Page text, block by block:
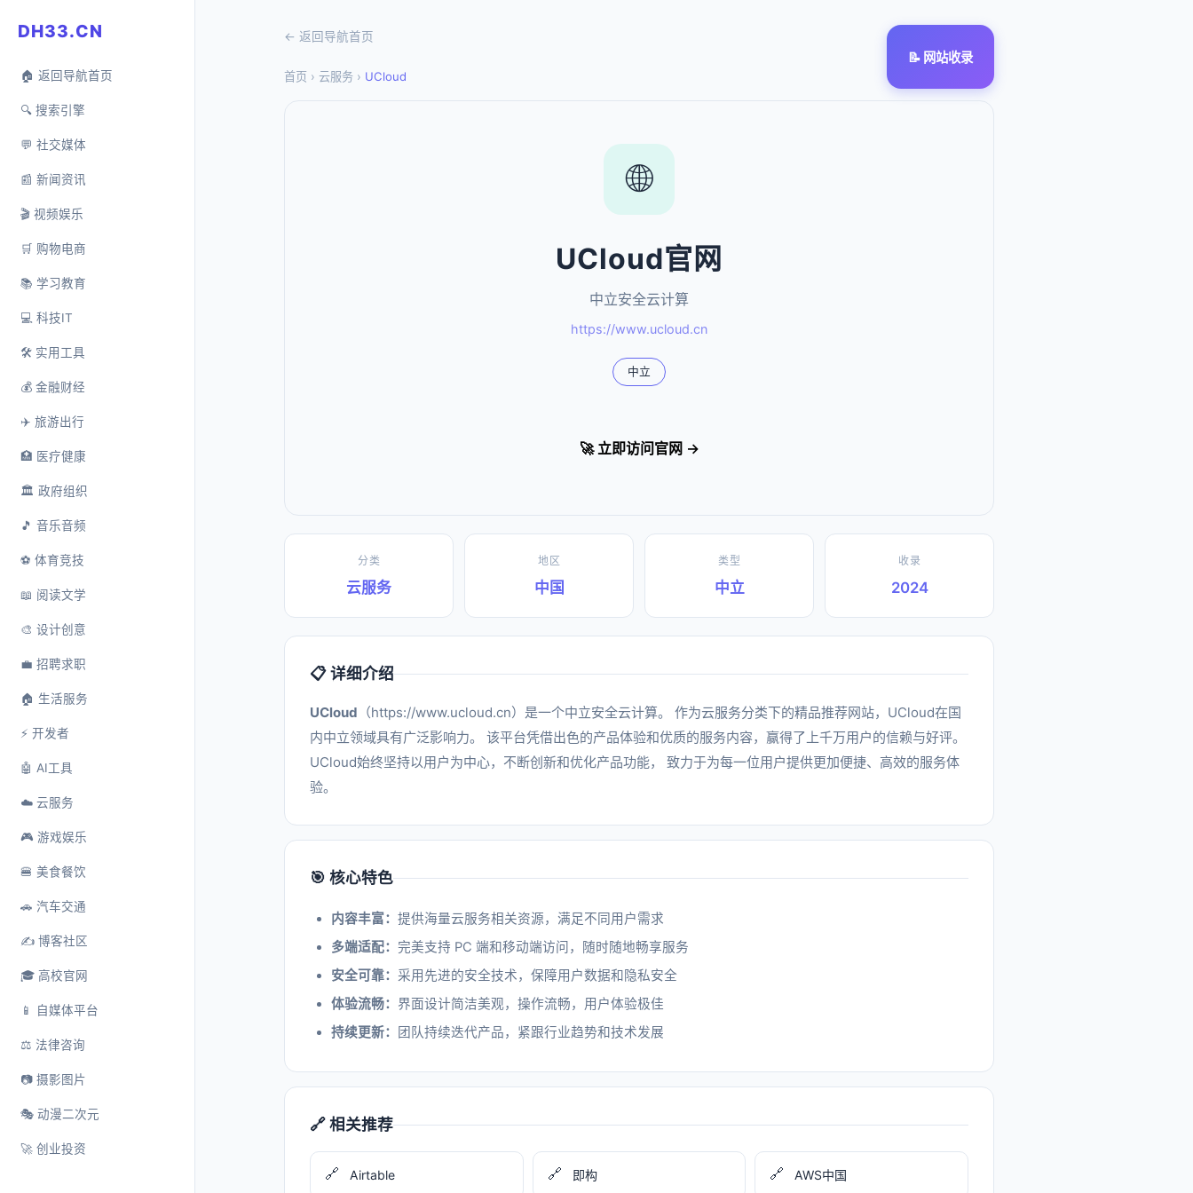
DH33.CN
🏠 返回导航首页
🔍 搜索引擎
💬 社交媒体
📰 新闻资讯
🎬 视频娱乐
🛒 购物电商
📚 学习教育
💻 科技IT
🛠️ 实用工具
💰 金融财经
✈️ 旅游出行
🏥 医疗健康
🏛️ 政府组织
🎵 音乐音频
⚽ 体育竞技
📖 阅读文学
🎨 设计创意
💼 招聘求职
🏠 生活服务
⚡ 开发者
🤖 AI工具
☁️ 云服务
🎮 游戏娱乐
🍔 美食餐饮
🚗 汽车交通
✍️ 博客社区
🎓 高校官网
📱 自媒体平台
⚖️ 法律咨询
📷 摄影图片
🎭 动漫二次元
🚀 创业投资
📝 网站收录
← 返回导航首页
首页 › 云服务 › UCloud
🌐
UCloud官网
中立安全云计算
https://www.ucloud.cn
中立
🚀 立即访问官网 →
分类
云服务
地区
中国
类型
中立
收录
2024
📋 详细介绍
UCloud （https://www.ucloud.cn）是一个中立安全云计算。 作为云服务分类下的精品推荐网站，UCloud在国
内中立领域具有广泛影响力。 该平台凭借出色的产品体验和优质的服务内容，赢得了上千万用户的信赖与好评。
UCloud始终坚持以用户为中心，不断创新和优化产品功能， 致力于为每一位用户提供更加便捷、高效的服务体
验。
🎯 核心特色
内容丰富： 提供海量云服务相关资源，满足不同用户需求
多端适配： 完美支持 PC 端和移动端访问，随时随地畅享服务
安全可靠： 采用先进的安全技术，保障用户数据和隐私安全
体验流畅： 界面设计简洁美观，操作流畅，用户体验极佳
持续更新：
团队持续迭代产品，紧跟行业趋势和技术发展
🔗 相关推荐
🔗 Airtable 🔗 即构 🔗 AWS中国